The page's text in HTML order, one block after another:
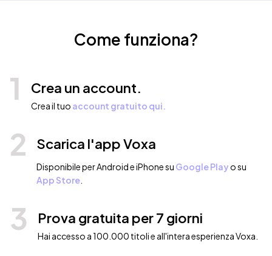
Come funziona?
1 Crea un account.
Crea il tuo account gratuito qui.
2 Scarica l'app Voxa
Disponibile per Android e iPhone su Google Playo su
App Store
3 Prova gratuita per 7 giorni
Hai accesso a 100.000 titoli e all'intera esperienza Voxa.